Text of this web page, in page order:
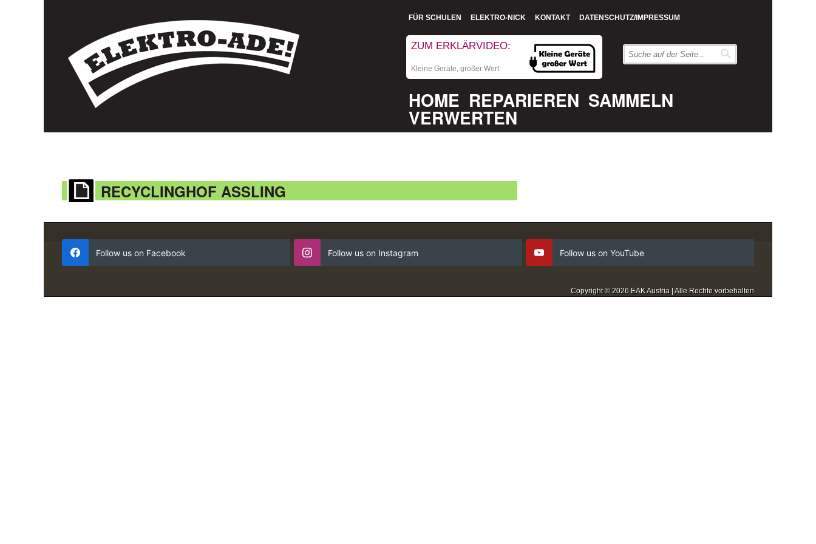
FÜR SCHULEN ELEKTRO-NICK KONTAKT DATENSCHUTZ/IMPRESSUM
ZUM ERKLÄRVIDEO:
Kleine Geräte, großer Wert
HOME REPARIEREN SAMMELN
VERWERTEN
RECYCLINGHOF ASSLING
Follow us on Facebook Follow us on Instagram Follow us on YouTube
Copyright © 2026 EAK Austria | Alle Rechte vorbehalten